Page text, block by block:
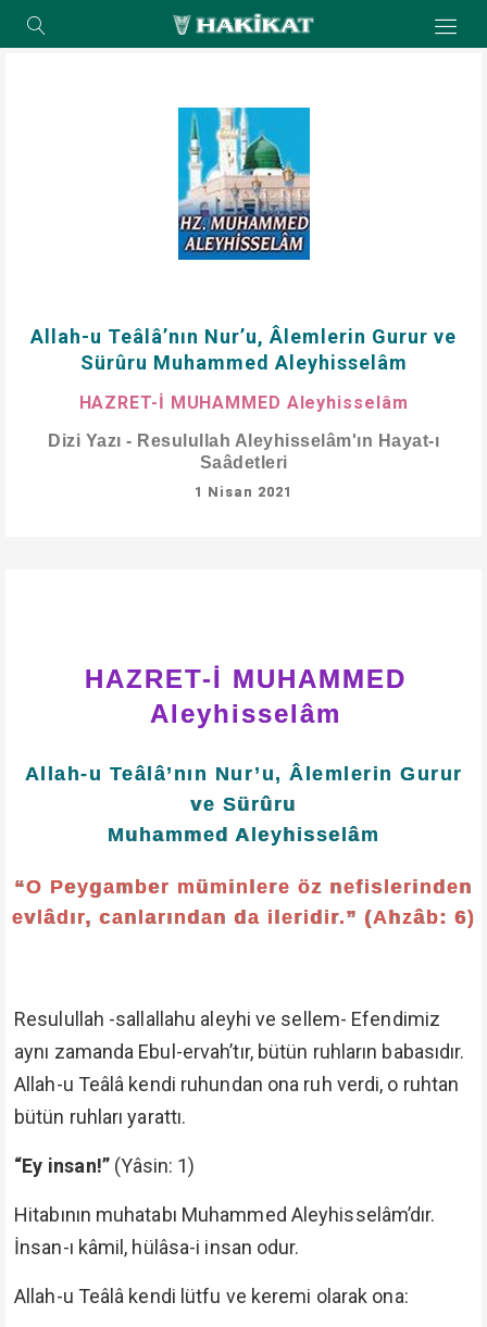
Allah-u Teâlâ’nın Nur’u, Âlemlerin Gurur ve
Sürûru Muhammed Aleyhisselâm
HAZRET-İ MUHAMMED Aleyhisselâm
Dizi Yazı - Resulullah Aleyhisselâm'ın Hayat-ı
Saâdetleri
1 Nisan 2021
HAZRET-İ MUHAMMED
Aleyhisselâm
Allah-u Teâlâ’nın Nur’u, Âlemlerin Gurur
ve Sürûru
Muhammed Aleyhisselâm
“O Peygamber müminlere öz nefislerinden
evlâdır, canlarından da ileridir.” (Ahzâb: 6)
Resulullah -sallallahu aleyhi ve sellem- Efendimiz
aynı zamanda Ebul-ervah’tır, bütün ruhların babasıdır.
Allah-u Teâlâ kendi ruhundan ona ruh verdi, o ruhtan
bütün ruhları yarattı.
“Ey insan!” (Yâsin: 1)
Hitabının muhatabı Muhammed Aleyhisselâm’dır.
İnsan-ı kâmil, hülâsa-i insan odur.
Allah-u Teâlâ kendi lütfu ve keremi olarak ona: